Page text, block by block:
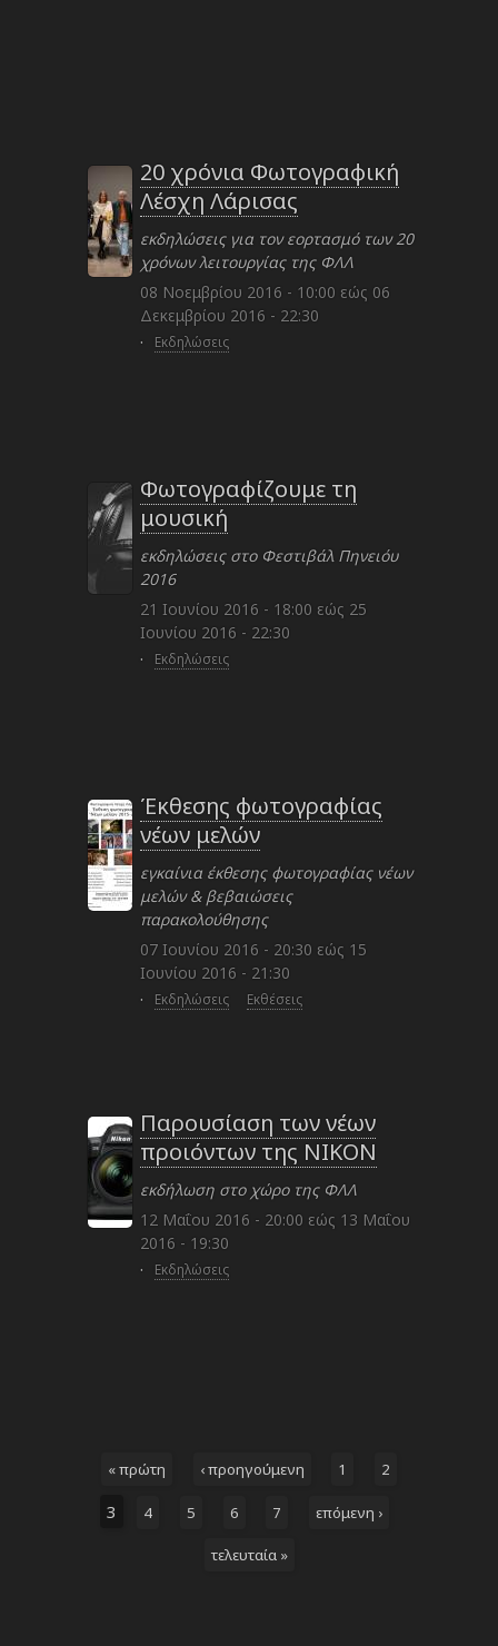
20 χρόνια Φωτογραφική
Λέσχη Λάρισας
εκδηλώσεις για τον εορτασμό των 20
χρόνων λειτουργίας της ΦΛΛ
08 Νοεμβρίου 2016 - 10:00 εώς 06
Δεκεμβρίου 2016 - 22:30
· Εκδηλώσεις
Φωτογραφίζουμε τη
μουσική
εκδηλώσεις στο Φεστιβάλ Πηνειόυ
2016
21 Ιουνίου 2016 - 18:00 εώς 25
Ιουνίου 2016 - 22:30
· Εκδηλώσεις
Έκθεσης φωτογραφίας
νέων μελών
εγκαίνια έκθεσης φωτογραφίας νέων
μελών & βεβαιώσεις
παρακολούθησης
07 Ιουνίου 2016 - 20:30 εώς 15
Ιουνίου 2016 - 21:30
· Εκδηλώσεις Εκθέσεις
Παρουσίαση των νέων
προιόντων της NIKON
εκδήλωση στο χώρο της ΦΛΛ
12 Μαΐου 2016 - 20:00 εώς 13 Μαΐου
2016 - 19:30
· Εκδηλώσεις
« πρώτη ‹ προηγούμενη 1 2
3 4 5 6 7 επόμενη ›
τελευταία »